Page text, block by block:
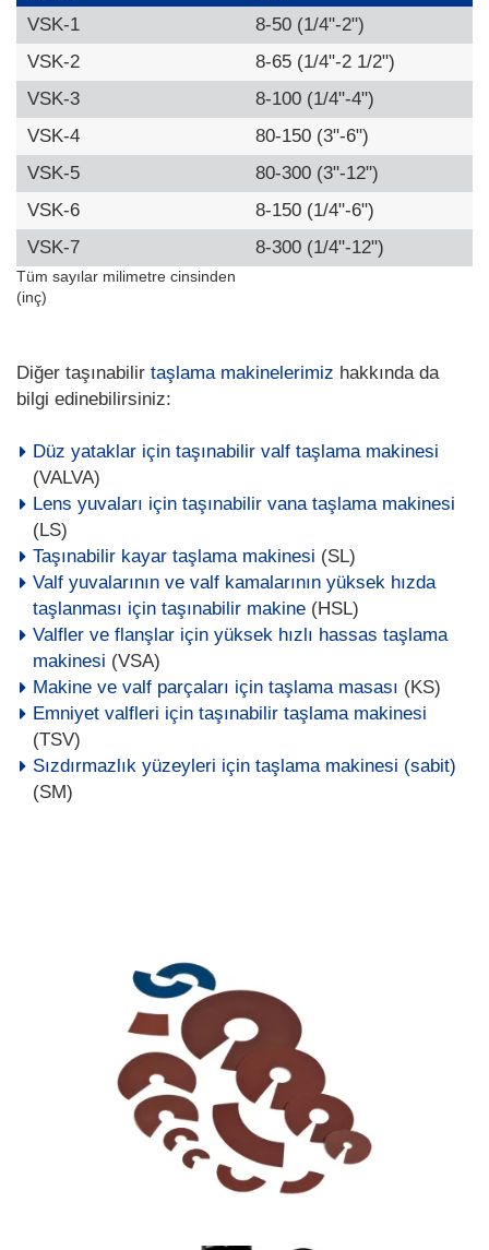
VSK-1
8-50 (1/4"-2")
VSK-2
8-65 (1/4"-2 1/2")
VSK-3
8-100 (1/4"-4")
VSK-4
80-150 (3"-6")
VSK-5
80-300 (3"-12")
VSK-6
8-150 (1/4"-6")
VSK-7
8-300 (1/4"-12")
Tüm sayılar milimetre cinsinden
(inç)
Diğer taşınabilir taşlama makinelerimiz hakkında da
bilgi edinebilirsiniz:
Düz yataklar için taşınabilir valf taşlama makinesi
(VALVA)
Lens yuvaları için taşınabilir vana taşlama makinesi
(LS)
Taşınabilir kayar taşlama makinesi (SL)
Valf yuvalarının ve valf kamalarının yüksek hızda
taşlanması için taşınabilir makine (HSL)
Valfler ve flanşlar için yüksek hızlı hassas taşlama
makinesi (VSA)
Makine ve valf parçaları için taşlama masası (KS)
Emniyet valfleri için taşınabilir taşlama makinesi
(TSV)
Sızdırmazlık yüzeyleri için taşlama makinesi (sabit)
(SM)